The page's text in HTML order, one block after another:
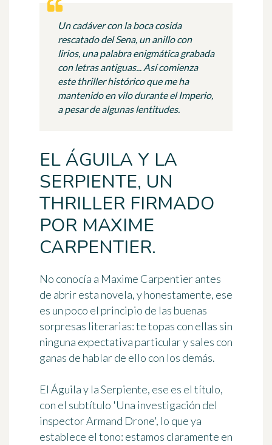
Un cadáver con la boca cosida
rescatado del Sena, un anillo con
lirios, una palabra enigmática grabada
con letras antiguas... Así comienza
este thriller histórico que me ha
mantenido en vilo durante el Imperio,
a pesar de algunas lentitudes.
EL ÁGUILA Y LA
SERPIENTE, UN
THRILLER FIRMADO
POR MAXIME
CARPENTIER.
No conocía a Maxime Carpentier antes
de abrir esta novela, y honestamente, ese
es un poco el principio de las buenas
sorpresas literarias: te topas con ellas sin
ninguna expectativa particular y sales con
ganas de hablar de ello con los demás.
El Águila y la Serpiente, ese es el título,
con el subtítulo 'Una investigación del
inspector Armand Drone', lo que ya
establece el tono: estamos claramente en